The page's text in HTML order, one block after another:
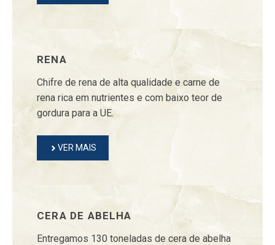
RENA
Chifre de rena de alta qualidade e carne de
rena rica em nutrientes e com baixo teor de
gordura para a UE.
VER MAIS
CERA DE ABELHA
Entregamos 130 toneladas de cera de abelha